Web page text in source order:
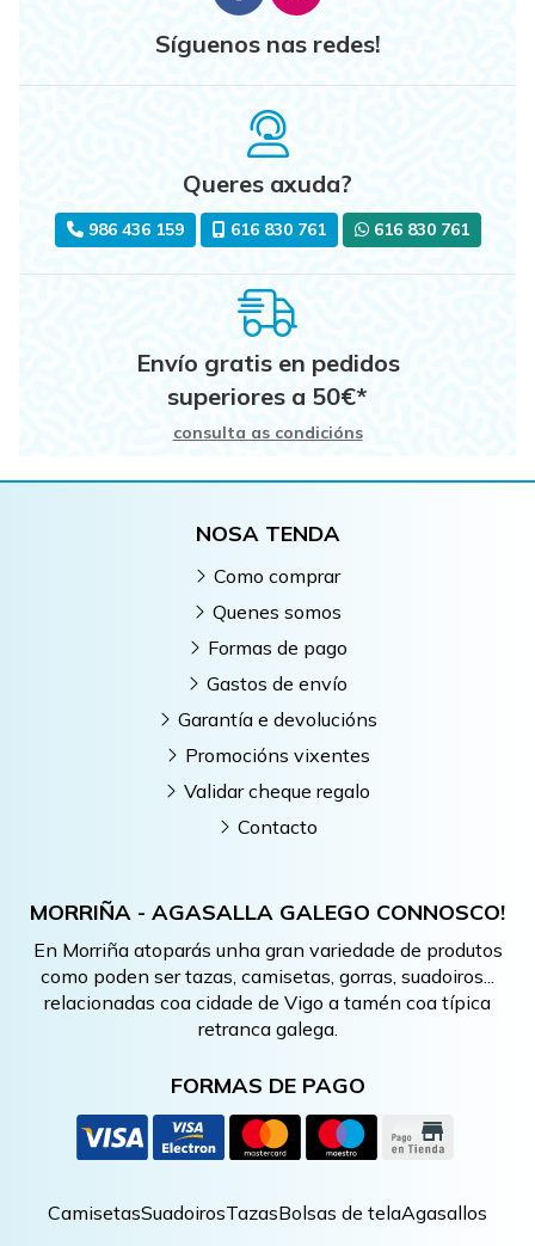
Síguenos nas redes!
Queres axuda?
986 436 159 616 830 761 616 830 761
Envío gratis en pedidos
superiores a 50€*
consulta as condicións
MORRIÑA - AGASALLA GALEGO CONNOSCO!
En Morriña atoparás unha gran variedade de produtos
como poden ser tazas, camisetas, gorras, suadoiros...
relacionadas coa cidade de Vigo a tamén coa típica
retranca galega.
FORMAS DE PAGO
NOSA TENDA
Como comprar
Quenes somos
Formas de pago
Gastos de envío
Garantía e devolucións
Promocións vixentes
Validar cheque regalo
Contacto
CamisetasSuadoirosTazasBolsas de telaAgasallos